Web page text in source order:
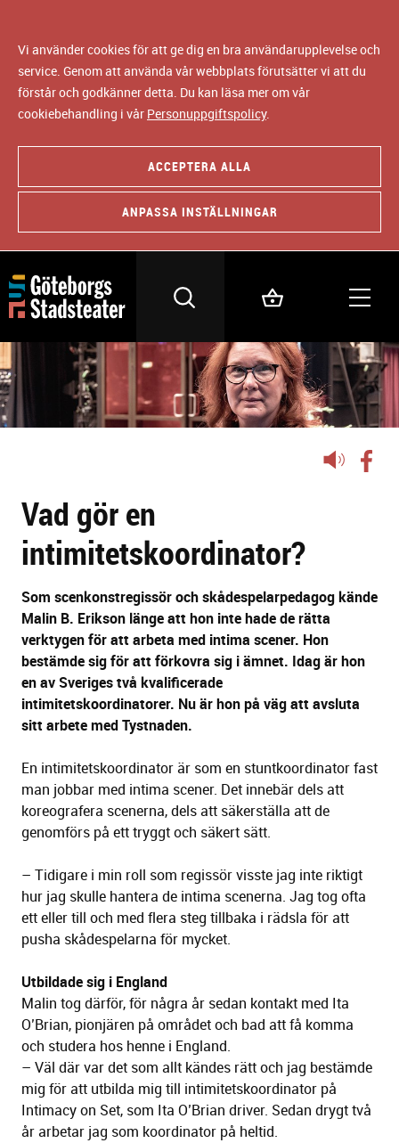
Vi använder cookies för att ge dig en bra användarupplevelse och
service. Genom att använda vår webbplats förutsätter vi att du
förstår och godkänner detta. Du kan läsa mer om vår
cookiebehandling i vår Personuppgiftspolicy.
ACCEPTERA ALLA
ANPASSA INSTÄLLNINGAR
Lyssna
Vad gör en
intimitetskoordinator?
Som scenkonstregissör och skådespelarpedagog kände
Malin B. Erikson länge att hon inte hade de rätta
verktygen för att arbeta med intima scener. Hon
bestämde sig för att förkovra sig i ämnet. Idag är hon
en av Sveriges två kvalificerade
intimitetskoordinatorer. Nu är hon på väg att avsluta
sitt arbete med Tystnaden.
En intimitetskoordinator är som en stuntkoordinator fast
man jobbar med intima scener. Det innebär dels att
koreografera scenerna, dels att säkerställa att de
genomförs på ett tryggt och säkert sätt.
– Tidigare i min roll som regissör visste jag inte riktigt
hur jag skulle hantera de intima scenerna. Jag tog ofta
ett eller till och med flera steg tillbaka i rädsla för att
pusha skådespelarna för mycket.
Utbildade sig i England
Malin tog därför, för några år sedan kontakt med Ita
O’Brian, pionjären på området och bad att få komma
och studera hos henne i England.
– Väl där var det som allt kändes rätt och jag bestämde
mig för att utbilda mig till intimitetskoordinator på
Intimacy on Set, som Ita O’Brian driver. Sedan drygt två
år arbetar jag som koordinator på heltid.